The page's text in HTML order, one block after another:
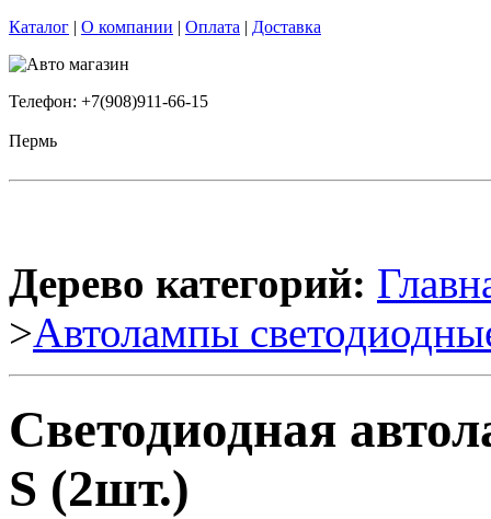
Каталог | О компании | Оплата | Доставка
Телефон: +7(908)911-66-15
Пермь
Дерево категорий:
>Автолампы
Светодиодная
S (2шт.)